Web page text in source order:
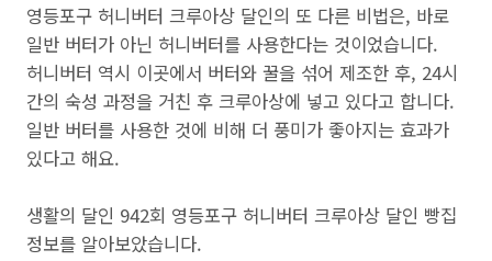
영등포구 허니버터 크루아상 달인의 또 다른 비법은, 바로
일반 버터가 아닌 허니버터를 사용한다는 것이었습니다.
허니버터 역시 이곳에서 버터와 꿀을 섞어 제조한 후, 24시
간의 숙성 과정을 거친 후 크루아상에 넣고 있다고 합니다.
일반 버터를 사용한 것에 비해 더 풍미가 좋아지는 효과가
있다고 해요.
생활의 달인 942회 영등포구 허니버터 크루아상 달인 빵집
정보를 알아보았습니다.